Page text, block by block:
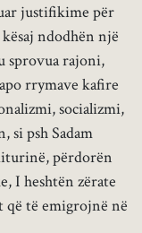
justifikime për
ndodhën një
sprovua rajoni,
rrymave kafire
socializmi,
si psh Sadam
përdorën
I heshtën zërate
që të emigrojnë në